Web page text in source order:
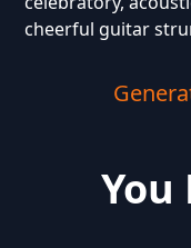
cheerful guitar